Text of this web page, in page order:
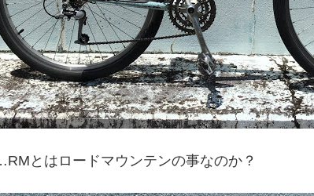
とはロードマウンテンの事なのか？